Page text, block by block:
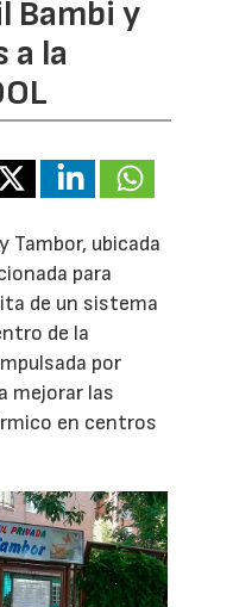
Bambi y
a la
Tambor, ubicada
para
de un sistema
de la
por
mejorar las
en centros